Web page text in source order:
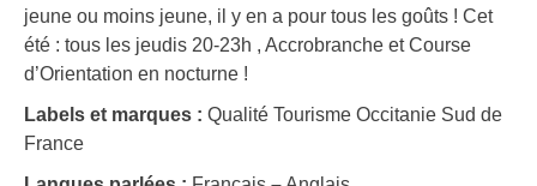
jeune ou moins jeune, il y en a pour tous les goûts ! Cet
été : tous les jeudis 20-23h , Accrobranche et Course
d’Orientation en nocturne !
Labels et marques : Qualité Tourisme Occitanie Sud de
France